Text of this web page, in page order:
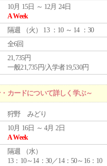
10月 15日 ～ 12月 24日
A Week
隔週 （火 ） 13 ：10 ～ 14 ：30
全6回
21,735円
一般21,735円/入学者19,530円
カードについて詳しく学ぶ～
狩野 みどり
10月 16日 ～ 4月 2日
A Week
隔週 （水）
13：10～14：30／14：50～16：10